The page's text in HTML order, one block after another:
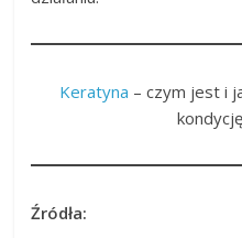
Keratyna – czym jest i
Źródła: